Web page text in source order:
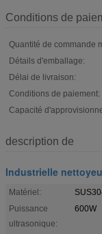
Conditions de
Quantité de commande
Détails d'emballage:
Délai de livraison:
Conditions de paiement:
Capacité
description de
Industrielle
Matériel:
Puissance
ultrasonique:
600W